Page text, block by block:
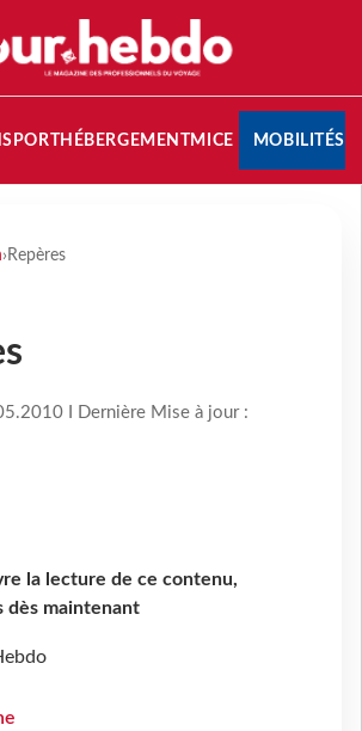
HÉBERGEMENTMICE MOBILITÉS
› Repères
I Dernière Mise à jour :
la lecture de ce contenu,
dès maintenant